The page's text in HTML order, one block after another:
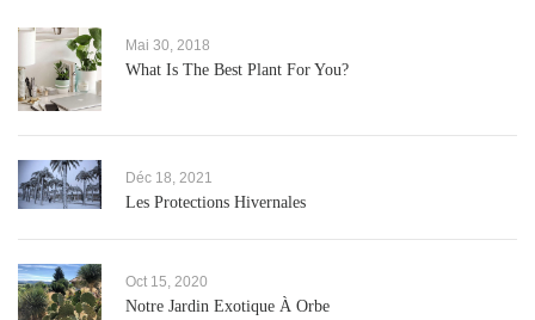
Mai 30, 2018
What Is The Best Plant For You?
Déc 18, 2021
Les Protections Hivernales
Oct 15, 2020
Notre Jardin Exotique À Orbe